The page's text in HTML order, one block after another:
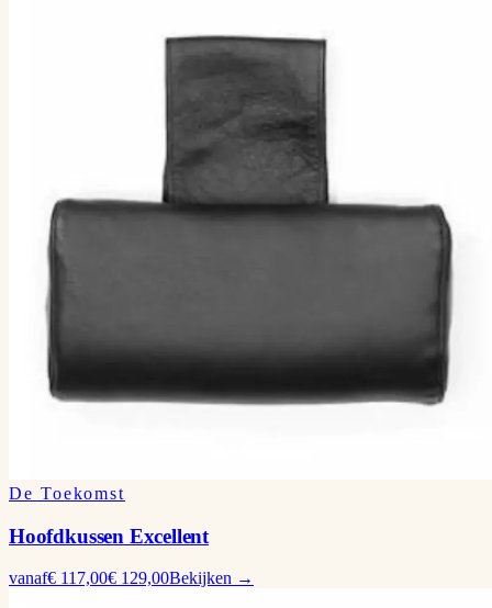
De Toekomst
Hoofdkussen Excellent
vanaf€ 117,00€ 129,00Bekijken →